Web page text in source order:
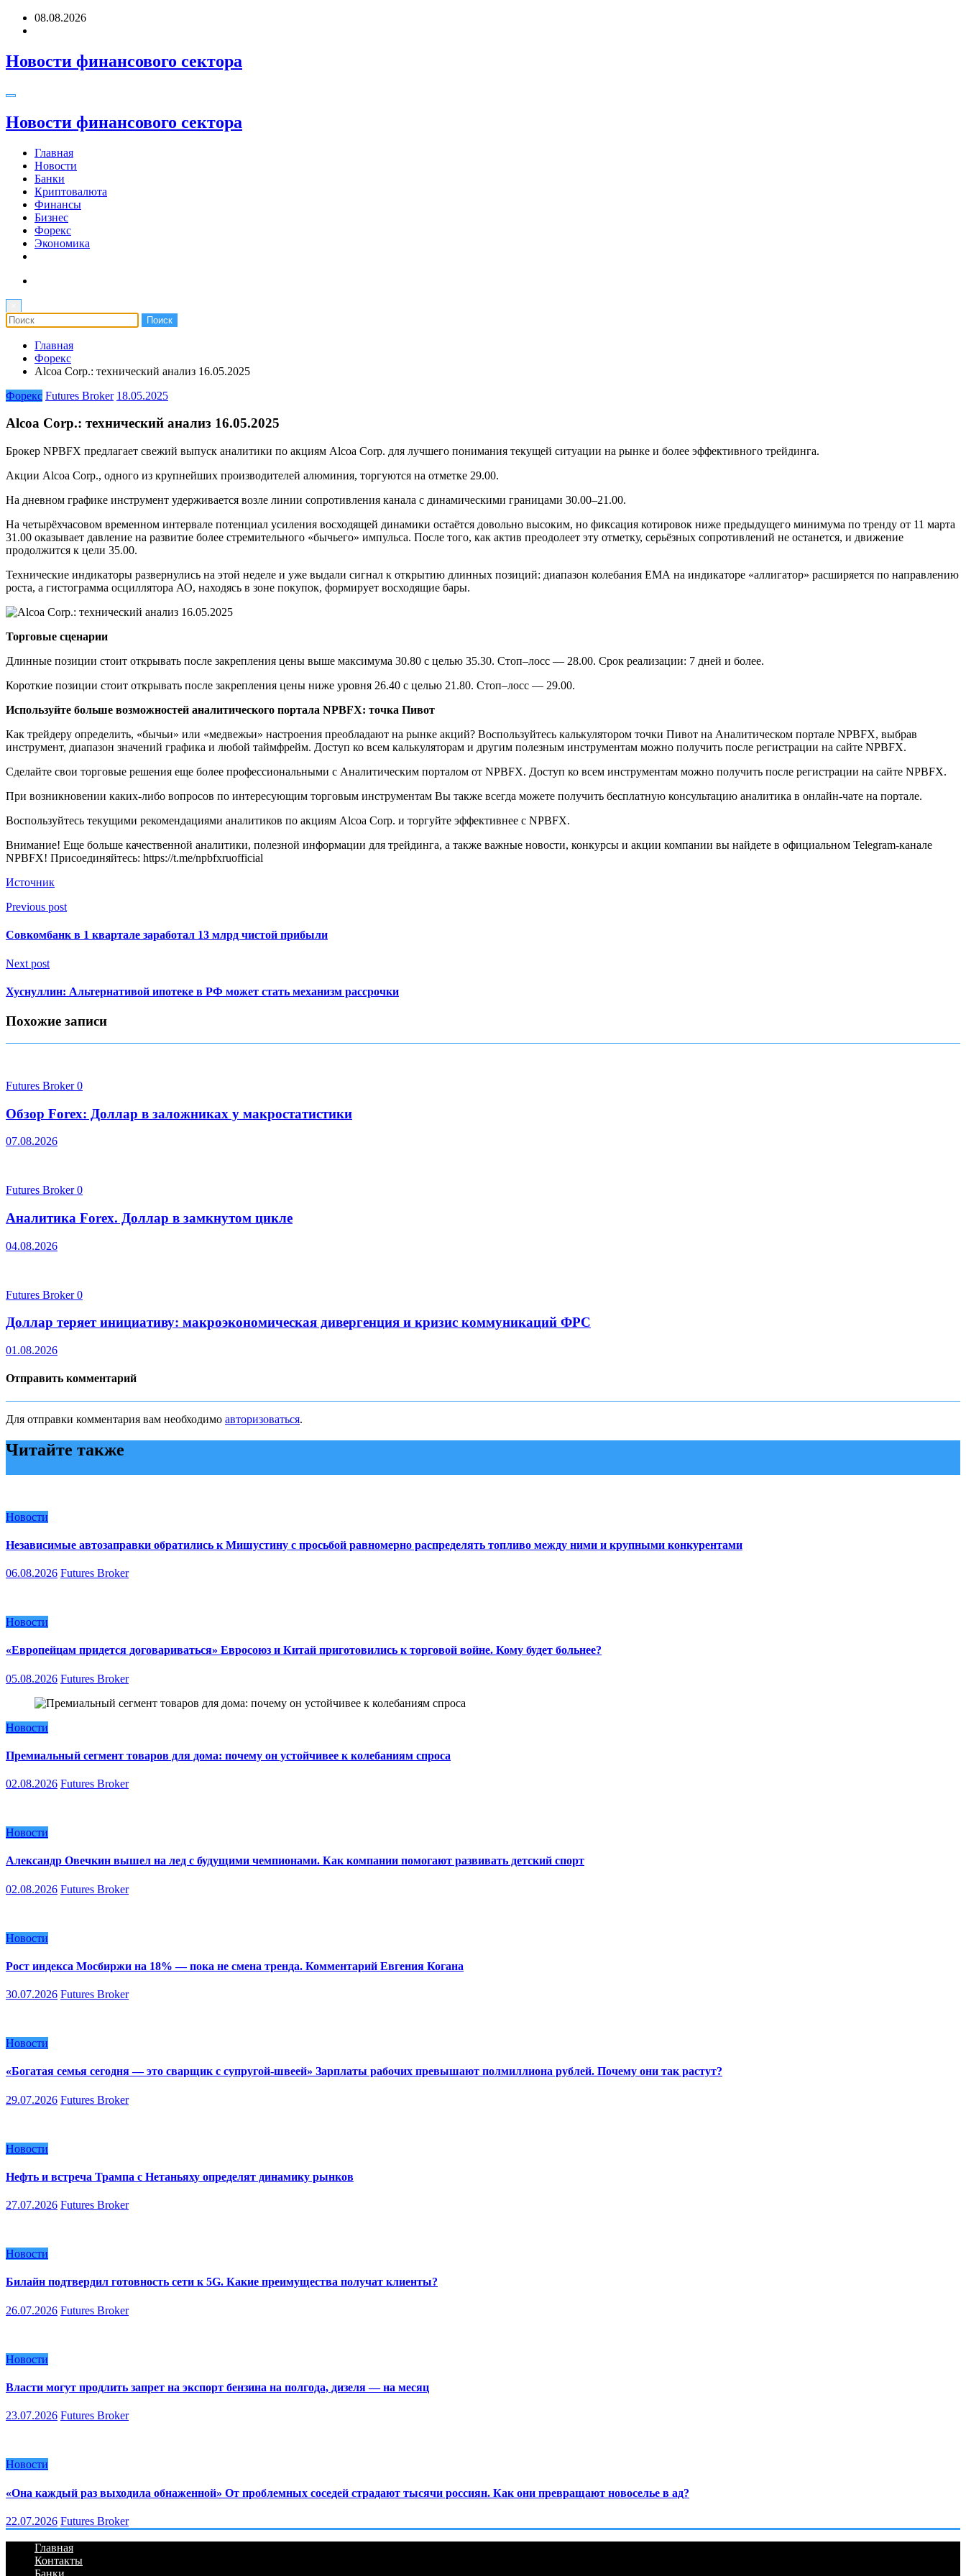
Перейти08.08.2026
Новости финансового сектора
Новости финансового сектора
Главная
Новости
Банки
Криптовалюта
Финансы
Бизнес
Форекс
Экономика
Главная
Форекс
Alcoa Corp.: технический анализ 16.05.2025
Форекс Futures Broker 18.05.2025
Alcoa Corp.: технический анализ 16.05.2025
Брокер NPBFX предлагает свежий выпуск аналитики по акциям Alcoa Corp. для лучшего понимания текущей ситуации на рынке и более эффективного трейдинга.
Акции Alcoa Corp., одного из крупнейших производителей алюминия, торгуются на отметке 29.00.
На дневном графике инструмент удерживается возле линии сопротивления канала с динамическими границами 30.00–21.00.
На четырёхчасовом временном интервале потенциал усиления восходящей динамики остаётся довольно высоким, но фиксация котировок ниже предыдущего минимума по тренду от 11 марта
31.00 оказывает давление на развитие более стремительного «бычьего» импульса. После того, как актив преодолеет эту отметку, серьёзных сопротивлений не останется, и движение
продолжится к цели 35.00.
Технические индикаторы развернулись на этой неделе и уже выдали сигнал к открытию длинных позиций: диапазон колебания ЕМА на индикаторе «аллигатор» расширяется по направлению
роста, а гистограмма осциллятора АО, находясь в зоне покупок, формирует восходящие бары.
Торговые сценарии
Длинные позиции стоит открывать после закрепления цены выше максимума 30.80 с целью 35.30. Стоп–лосс — 28.00. Срок реализации: 7 дней и более.
Короткие позиции стоит открывать после закрепления цены ниже уровня 26.40 с целью 21.80. Стоп–лосс — 29.00.
Используйте больше возможностей аналитического портала NPBFX: точка Пивот
Как трейдеру определить, «бычьи» или «медвежьи» настроения преобладают на рынке акций? Воспользуйтесь калькулятором точки Пивот на Аналитическом портале NPBFX, выбрав
инструмент, диапазон значений графика и любой таймфрейм. Доступ ко всем калькуляторам и другим полезным инструментам можно получить после регистрации на сайте NPBFX.
Сделайте свои торговые решения еще более профессиональными с Аналитическим порталом от NPBFX. Доступ ко всем инструментам можно получить после регистрации на сайте NPBFX.
При возникновении каких-либо вопросов по интересующим торговым инструментам Вы также всегда можете получить бесплатную консультацию аналитика в онлайн-чате на портале.
Воспользуйтесь текущими рекомендациями аналитиков по акциям Alcoa Corp. и торгуйте эффективнее с NPBFX.
Внимание! Еще больше качественной аналитики, полезной информации для трейдинга, а также важные новости, конкурсы и акции компании вы найдете в официальном Telegram-канале
NPBFX! Присоединяйтесь: https://t.me/npbfxruofficial
Источник
Previous post
Совкомбанк в 1 квартале заработал 13 млрд чистой прибыли
Next post
Хуснуллин: Альтернативой ипотеке в РФ может стать механизм рассрочки
Похожие записи
Futures Broker0
Обзор Forex: Доллар в заложниках у макростатистики
07.08.2026
Futures Broker0
Аналитика Forex. Доллар в замкнутом цикле
04.08.2026
Futures Broker0
Доллар теряет инициативу: макроэкономическая дивергенция и кризис коммуникаций ФРС
01.08.2026
Отправить комментарий
Для отправки комментария вам необходимо авторизоваться.
Читайте также
Новости
Независимые автозаправки обратились к Мишустину с просьбой равномерно распределять топливо между ними и крупными конкурентами
06.08.2026 Futures Broker
Новости
«Европейцам придется договариваться» Евросоюз и Китай приготовились к торговой войне. Кому будет больнее?
05.08.2026 Futures Broker
Новости
Премиальный сегмент товаров для дома: почему он устойчивее к колебаниям спроса
02.08.2026 Futures Broker
Новости
Александр Овечкин вышел на лед с будущими чемпионами. Как компании помогают развивать детский спорт
02.08.2026 Futures Broker
Новости
Рост индекса Мосбиржи на 18% — пока не смена тренда. Комментарий Евгения Когана
30.07.2026 Futures Broker
Новости
«Богатая семья сегодня — это сварщик с супругой-швеей» Зарплаты рабочих превышают полмиллиона рублей. Почему они так растут?
29.07.2026 Futures Broker
Новости
Нефть и встреча Трампа с Нетаньяху определят динамику рынков
27.07.2026 Futures Broker
Новости
Билайн подтвердил готовность сети к 5G. Какие преимущества получат клиенты?
26.07.2026 Futures Broker
Новости
Власти могут продлить запрет на экспорт бензина на полгода, дизеля — на месяц
23.07.2026 Futures Broker
Новости
«Она каждый раз выходила обнаженной» От проблемных соседей страдают тысячи россиян. Как они превращают новоселье в ад?
22.07.2026 Futures Broker
Главная
Контакты
Банки